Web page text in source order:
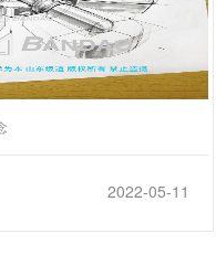
2022-05-11